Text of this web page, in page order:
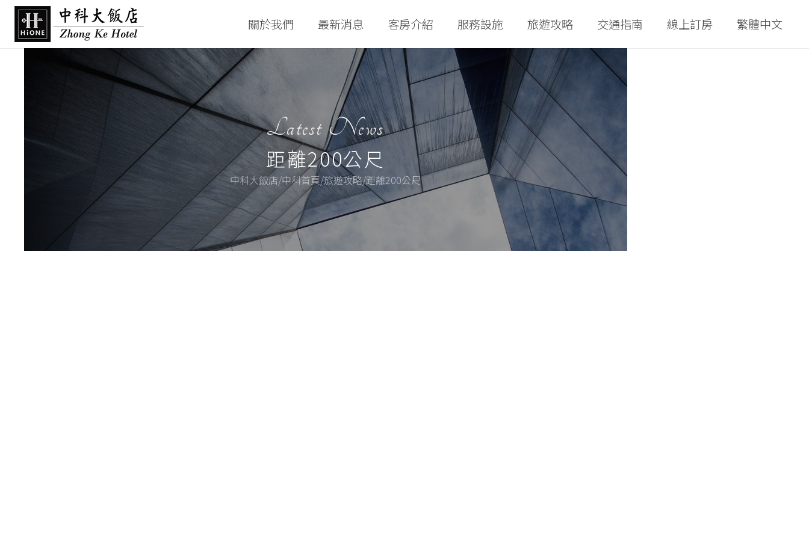
關於我們 最新消息 客房介紹 服務設施 旅遊攻略 交通指南 線上訂房 繁體中文
Latest News
距離200公尺
中科大飯店/中科首頁/旅遊攻略/距離200公尺